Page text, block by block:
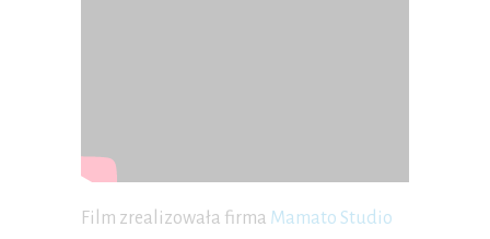
Film zrealizowała firma Mamato Studio